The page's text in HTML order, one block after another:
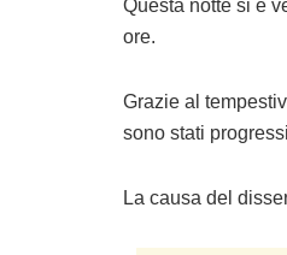
Questa notte si è
ore.
Grazie al
sono stati
La causa del